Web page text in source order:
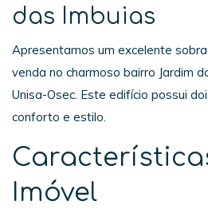
das Imbuias
Apresentamos um excelente
venda no charmoso bairro Jardim
Unisa-Osec. Este edifício possui
conforto e estilo.
Imóvel